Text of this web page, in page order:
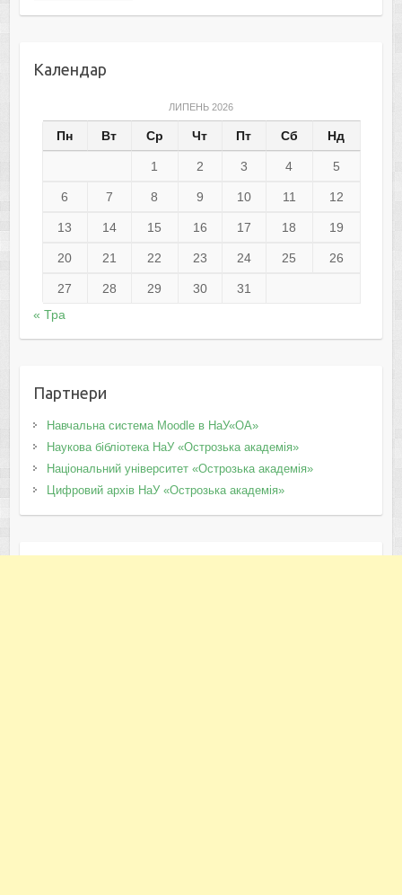
Календар
ЛИПЕНЬ 2026
Пн Вт Ср Чт Пт Сб Нд
1 2 3 4 5
6 7 8 9 10 11 12
13 14 15 16 17 18 19
20 21 22 23 24 25 26
27 28 29 30
31
« Тра
Партнери
Навчальна система Moodle в НаУ«ОА»
Наукова бібліотека НаУ «Острозька академія»
Національний університет «Острозька академія»
Цифровий архів НаУ «Острозька академія»